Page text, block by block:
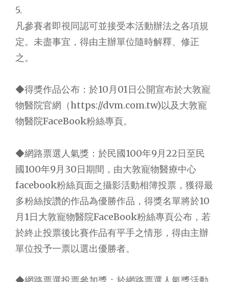
5.
凡參賽者即視同認可並接受本活動辦法之各項規
定。未盡事宜，得由主辦單位隨時解釋、修正
之。
◆得獎作品公布：於10月01日公開宣布於大敦寵
物醫院官網（https://dvm.com.tw)以及大敦寵
物醫院FaceBook粉絲專頁。
◆網路票選人氣獎：於民國100年9月22日至民
國100年9月30日期間，由大敦寵物醫療中心
facebook粉絲頁面之攝影活動相簿投票，獲得最
多粉絲按讚的作品為優勝作品，得獎名單將於10
月1日大敦寵物醫院FaceBook粉絲專頁公布，若
於終止投票後比賽作品有平手之情形，得由主辦
單位投予一票以選出優勝者。